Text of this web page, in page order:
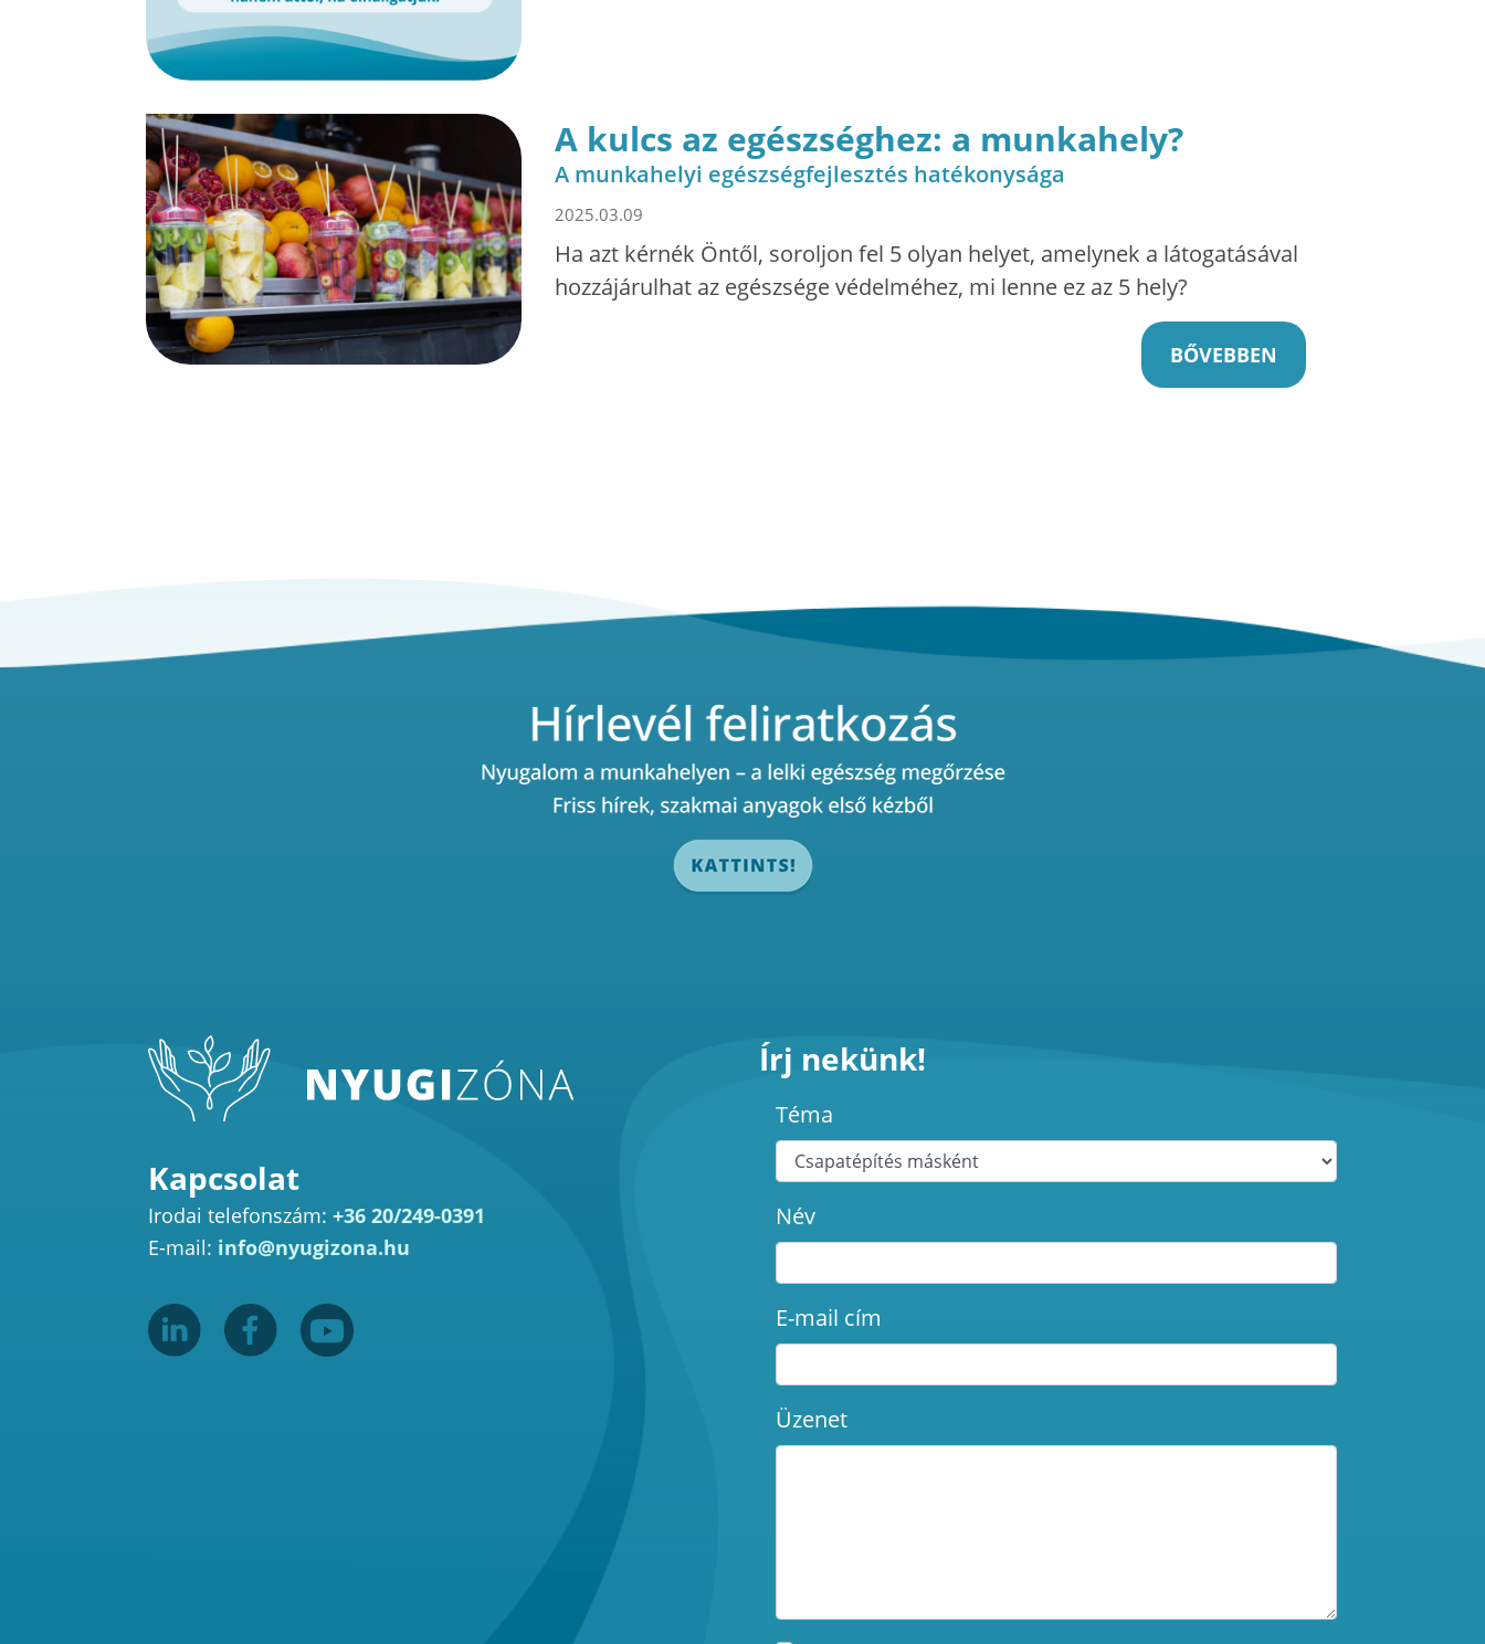
A kulcs az egészséghez: a munkahely?
A munkahelyi egészségfejlesztés hatékonysága
2025.03.09
Ha azt kérnék Öntől, soroljon fel 5 olyan helyet, amelynek a látogatásával
hozzájárulhat az egészsége védelméhez, mi lenne ez az 5 hely?
BŐVEBBEN
Kapcsolat
Irodai telefonszám:+36 20/249-0391
E-mail: info@nyugizona.hu
Írj nekünk!
Téma
Név
E-mail cím
Üzenet